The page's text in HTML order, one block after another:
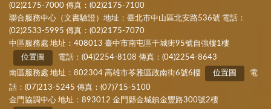
(02)2175-7000 傳真：(02)2175-7100
聯合服務中心（文書驗證）地址：臺北市中山區北安路536號 電話：
(02)2533-5995 傳真：(02)2175-7070
中區服務處 地址：408013 臺中市南屯區干城街95號自強樓1樓
位置圖
電話：(04)2254-8108 傳真：(04)2254-8643
南區服務處 地址：802304 高雄市苓雅區政南街6號6樓
位置圖
電
話：(07)213-5245 傳真：(07)715-5100
金門協調中心 地址：893012 金門縣金城鎮金豐路300號2樓